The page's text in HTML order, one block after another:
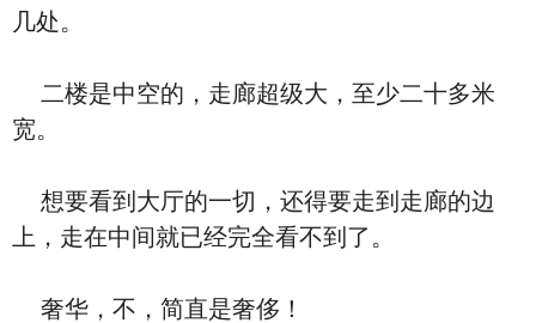
几处。
二楼是中空的，走廊超级大，至少二十多米
宽。
想要看到大厅的一切，还得要走到走廊的边
上，走在中间就已经完全看不到了。
奢华，不，简直是奢侈！